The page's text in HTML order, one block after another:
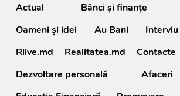
Actual Bănci şi finanţe
Oameni şi idei
Au Bani Interviu
Rlive.md
Realitatea.md Contacte
Dezvoltare personală
Afaceri